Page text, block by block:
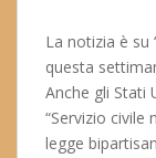
La notizia è su
questa
Anche gli Stati
“Servizio civile
legge